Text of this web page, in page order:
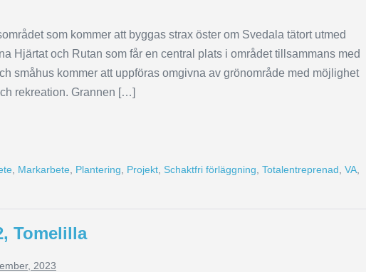
som kommer att byggas strax öster om Svedala tätort utmed
Hjärtat och Rutan som får en central plats i området tillsammans med
småhus kommer att uppföras omgivna av grönområde med möjlighet
rekreation. Grannen […]
Markarbete Plantering Projekt Schaktfri förläggning Totalentreprenad VA
Tomelilla
2023